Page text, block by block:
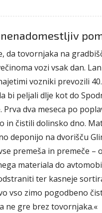
da tovornjaka na
vozi vsak dan.
vozniki prevozili
bi peljali dlje kot do
Prva dva meseca po
in čistili dolinsko dno.
deponijo na dvorišču
premeša in premeče –
materiala do
ter kasneje
vso zimo pogodbeno
ne gre brez tovornjaka.«